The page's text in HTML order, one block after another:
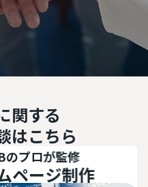
関する
はこちら
プロが監修
ページ制作